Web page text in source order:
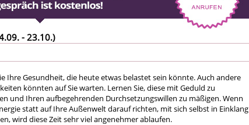
- 23.10.)
Ihre Gesundheit, die heute etwas belastet sein könnte. Auch andere
könnten auf Sie warten. Lernen Sie, diese mit Geduld zu
und Ihren aufbegehrenden Durchsetzungswillen zu mäßigen. Wenn
statt auf Ihre Außenwelt darauf richten, mit sich selbst in Einklang
wird diese Zeit sehr viel angenehmer ablaufen.